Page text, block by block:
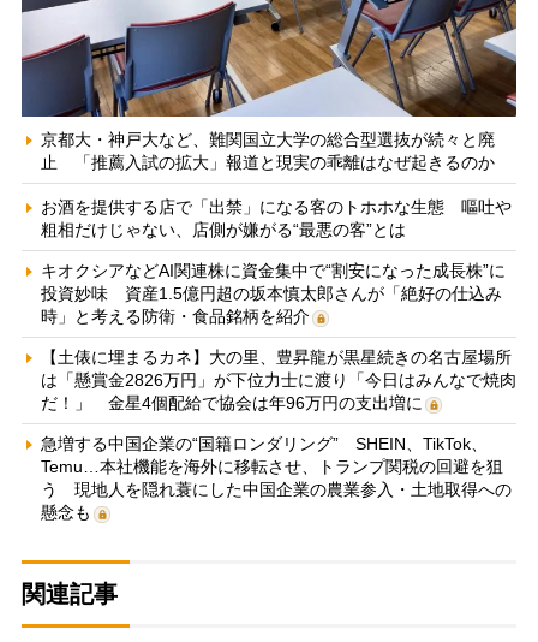
京都大・神戸大など、難関国立大学の総合型選抜が続々と廃
止 「推薦入試の拡大」報道と現実の乖離はなぜ起きるのか
お酒を提供する店で「出禁」になる客のトホホな生態 嘔吐や
粗相だけじゃない、店側が嫌がる“最悪の客”とは
キオクシアなどAI関連株に資金集中で“割安になった成長株”に
投資妙味 資産1.5億円超の坂本慎太郎さんが「絶好の仕込み
時」と考える防衛・食品銘柄を紹介
【土俵に埋まるカネ】大の里、豊昇龍が黒星続きの名古屋場所
は「懸賞金2826万円」が下位力士に渡り「今日はみんなで焼肉
だ！」 金星4個配給で協会は年96万円の支出増に
急増する中国企業の“国籍ロンダリング” SHEIN、TikTok、
Temu…本社機能を海外に移転させ、トランプ関税の回避を狙
う 現地人を隠れ蓑にした中国企業の農業参入・土地取得への
懸念も
関連記事